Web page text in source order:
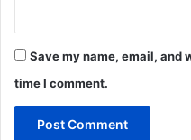
Save my name, email, and
time I comment.